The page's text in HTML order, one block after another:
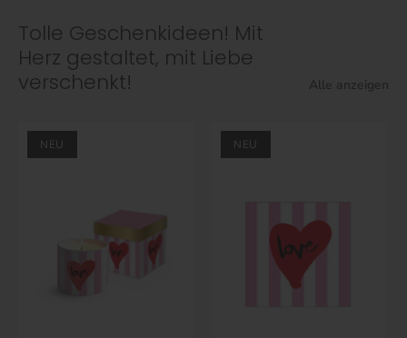
Tolle Geschenkideen! Mit
Herz gestaltet, mit Liebe
verschenkt!
Alle anzeigen
NEU NEU